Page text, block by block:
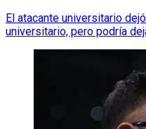
El atacante universitario
universitario, pero podría